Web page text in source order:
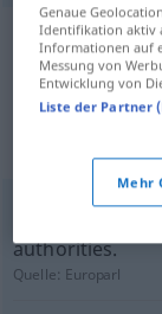
für
(nicht
authorities.
Quelle: Europarl
Genaue
Identifikation aktiv
Informationen auf
Messung von
Entwicklung von
Liste der Partner
Mehr